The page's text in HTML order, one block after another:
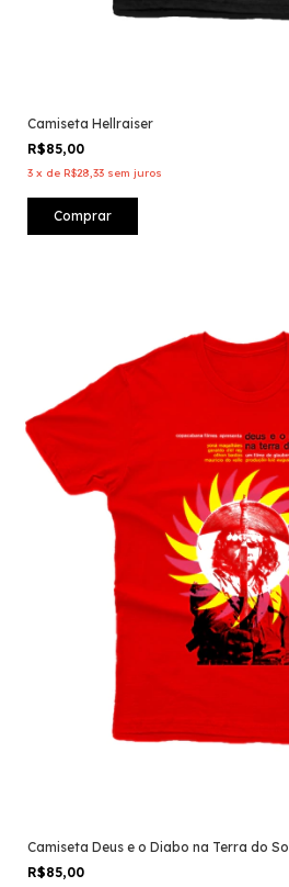
Camiseta Hellraiser
R$85,00
3 x de R$28,33 sem juros
Comprar
Camiseta Deus e o Diabo na Terra do Sol
R$85,00